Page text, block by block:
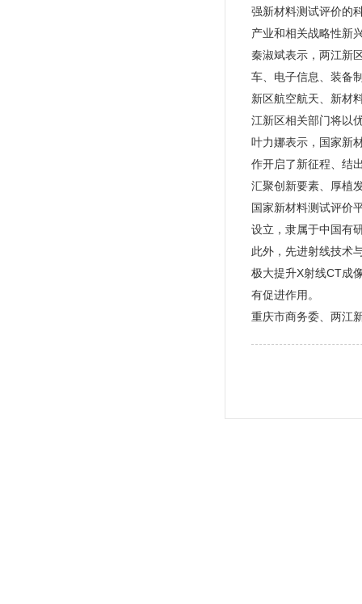
强新材料测试评价的
产业和相关战略性新
秦淑斌表示，两江新
车、电子信息、装备
新区航空航天、新材
江新区相关部门将以
叶力娜表示，国家新
作开启了新征程、结
汇聚创新要素、厚植
国家新材料测试评价
设立，隶属于中国有
此外，先进射线技术
极大提升X射线CT成
有促进作用。
重庆市商务委、两江